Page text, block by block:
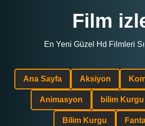
Film
En Yeni Güzel Hd Filmleri
Ana Sayfa Aksiyon
Animasyon bilim Kurgu
Bilim Kurgu